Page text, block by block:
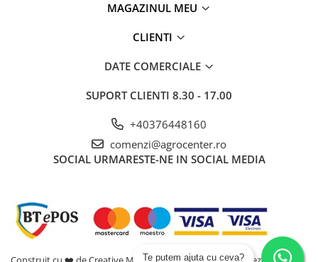
MAGAZINUL MEU
CLIENTI
DATE COMERCIALE
SUPORT CLIENTI 8.30 - 17.00
+40376448160
comenzi@agrocenter.ro
SOCIAL URMARESTE-NE IN SOCIAL MEDIA
Te putem ajuta cu ceva?